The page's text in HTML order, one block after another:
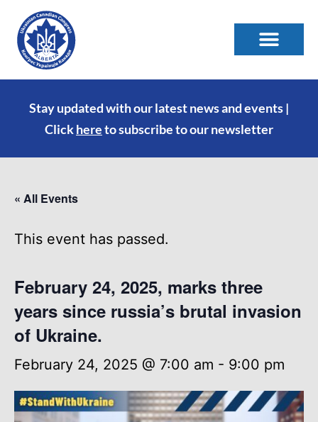
Stay updated with our latest news and events |
Clickhereto subscribe to our newsletter
« All Events
This event has passed.
February 24, 2025, marks three
years since russia’s brutal invasion
of Ukraine.
February 24, 2025 @ 7:00 am - 9:00 pm